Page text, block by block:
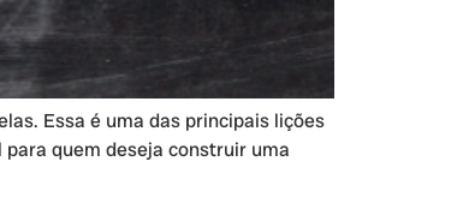
Essa é uma das principais lições
quem deseja construir uma